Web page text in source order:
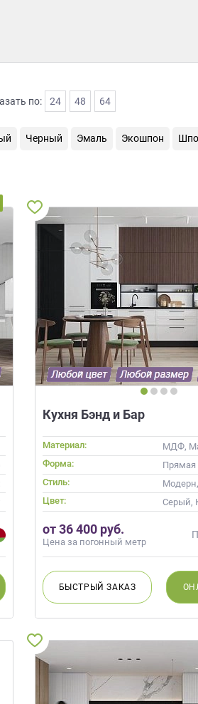
по: 24 48 64
Черный Эмаль Экошпон
Кремовый, Капучино
Кухня Бэнд и Бар
Материал:
МДФ,
Форма:
Прямая
Стиль:
Цвет:
Серый,
от 36 400 руб.
Цена за погонный метр
БЫСТРЫЙЗАКАЗ